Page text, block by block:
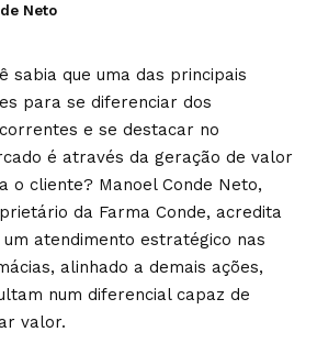
Neto
sabia que uma das principais
para se diferenciar dos
e se destacar no
é através da geração de valor
o cliente? Manoel Conde Neto,
da Farma Conde, acredita
um atendimento estratégico nas
alinhado a demais ações,
num diferencial capaz de
valor.